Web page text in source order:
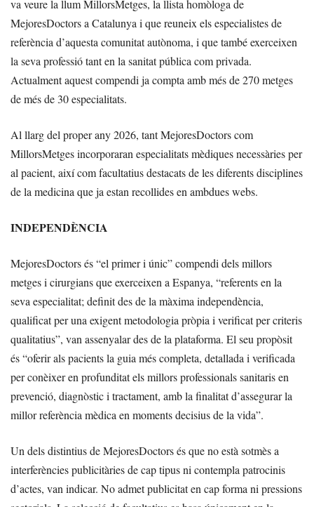
va veure la llum MillorsMetges, la llista homòloga de
MejoresDoctors a Catalunya i que reuneix els especialistes de
referència d’aquesta comunitat autònoma, i que també exerceixen
la seva professió tant en la sanitat pública com privada.
Actualment aquest compendi ja compta amb més de 270 metges
de més de 30 especialitats.
Al llarg del proper any 2026, tant MejoresDoctors com
MillorsMetges incorporaran especialitats mèdiques necessàries per
al pacient, així com facultatius destacats de les diferents disciplines
de la medicina que ja estan recollides en ambdues webs.
INDEPENDÈNCIA
MejoresDoctors és “el primer i únic” compendi dels millors
metges i cirurgians que exerceixen a Espanya, “referents en la
seva especialitat; definit des de la màxima independència,
qualificat per una exigent metodologia pròpia i verificat per criteris
qualitatius”, van assenyalar des de la plataforma. El seu propòsit
és “oferir als pacients la guia més completa, detallada i verificada
per conèixer en profunditat els millors professionals sanitaris en
prevenció, diagnòstic i tractament, amb la finalitat d’assegurar la
millor referència mèdica en moments decisius de la vida”.
Un dels distintius de MejoresDoctors és que no està sotmès a
interferències publicitàries de cap tipus ni contempla patrocinis
d’actes, van indicar. No admet publicitat en cap forma ni pressions